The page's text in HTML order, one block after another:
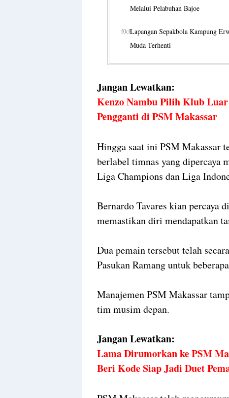
Melalui Pelabuhan Bajoe
Lapangan Sepakbola Kampung
Muda Terhenti
Jangan Lewatkan:
Kenzo Nambu Pilih Klub
Pengganti di PSM Makassar
Hingga saat ini PSM Makassar
berlabel timnas yang dipercaya
Liga Champions dan Liga
Bernardo Tavares kian percaya
memastikan diri mendapatkan
Dua pemain tersebut telah
Pasukan Ramang untuk
Manajemen PSM Makassar
tim musim depan.
Jangan Lewatkan:
Lama Dirumorkan ke PSM
Beri Kode Siap Jadi Duet